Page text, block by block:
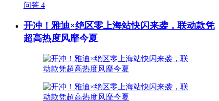
问答 4
开冲！雅迪×绝区零上海站快闪来袭，联动款凭
超高热度风靡今夏